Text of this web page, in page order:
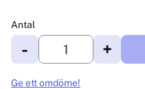
Antal
+
-
Ge ett omdöme!